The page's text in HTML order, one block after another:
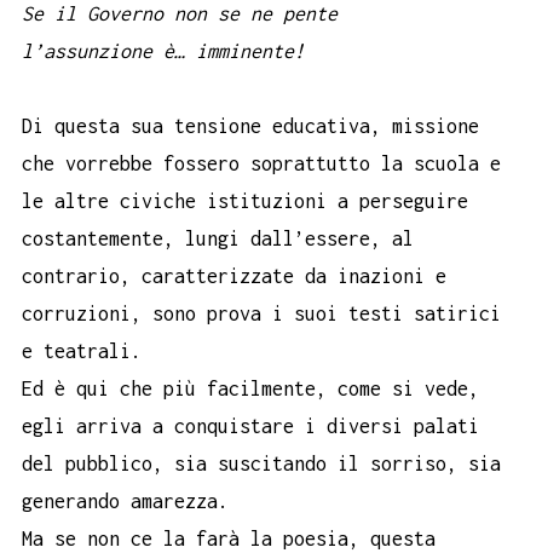
Se il Governo non se ne pente
l’assunzione è… imminente!
Di questa sua tensione educativa, missione
che vorrebbe fossero soprattutto la scuola e
le altre civiche istituzioni a perseguire
costantemente, lungi dall’essere, al
contrario, caratterizzate da inazioni e
corruzioni, sono prova i suoi testi satirici
e teatrali.
Ed è qui che più facilmente, come si vede,
egli arriva a conquistare i diversi palati
del pubblico, sia suscitando il sorriso, sia
generando amarezza.
Ma se non ce la farà la poesia, questa